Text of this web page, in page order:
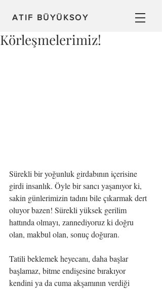
ATIF BÜYÜKSOY
Körleşmelerimiz!
Sürekli bir yoğunluk girdabının içerisine
girdi insanlık. Öyle bir sancı yaşanıyor ki,
sakin günlerimizin tadını bile çıkarmak dert
oluyor bazen! Sürekli yüksek gerilim
hattında olmayı, zannediyoruz ki doğru
olan, makbul olan, sonuç doğuran.
Tatili beklemek heyecanı, daha başlar
başlamaz, bitme endişesine bırakıyor
kendini ya da cuma akşamının verdiği